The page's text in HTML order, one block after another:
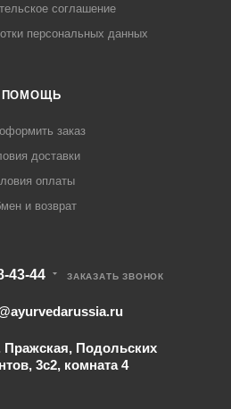
соглашение
персональных данных
ПОМОЩЬ
заказ
доставки
оплаты
и возврат
43-44 ЗАКАЗАТЬ ЗВОНОК
Пражская, Подольских
3с2, комната 4